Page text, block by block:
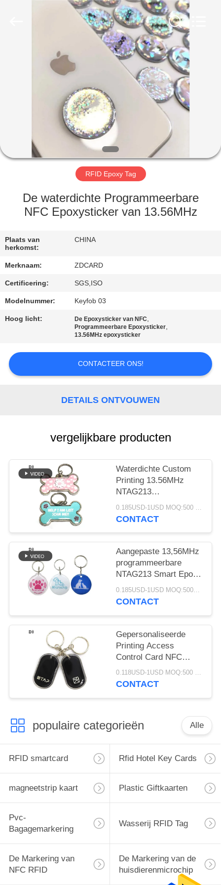
PRODUCTEN
ONGEVEER
FABRIEKSREIS
KWALITEITSCONTROLE
CONTACTEER
ONS
NIEUWS
GEVALLEN
PRIVACY
POLICY
RFID Epoxy Tag
De waterdichte Programmeerbare
NFC Epoxysticker van 13.56MHz
Plaats van
herkomst:
CHINA
Merknaam: ZDCARD
Certificering: SGS,ISO
Modelnummer: Keyfob 03
Hoog licht: De Epoxysticker van NFC,
Programmeerbare Epoxysticker,
13.56MHz epoxysticker
CONTACTEER ONS!
DETAILS ONTVOUWEN
vergelijkbare producten
Waterdichte Custom
Printing 13.56MHz
NTAG213
Sleutelhanger Verlies
Tracking Metalen Rand
Identificatie
0.185USD-1USD MOQ:500 stuks
CONTACT
Aangepaste 13,56MHz
programmeerbare
NTAG213 Smart Epoxy
Keyfob Tags RFID Tag
NFC Sleutelhanger
0.185USD-1USD MOQ:500pcs
CONTACT
Gepersonaliseerde
Printing Access
Control Card NFC
13.56Mhz RFID Epoxy
Tag NFC Sleutelhanger
0.118USD-1USD MOQ:500 stuks
CONTACT
populaire categorieën Alle
RFID smartcard Rfid Hotel Key Cards
magneetstrip kaart Plastic Giftkaarten
Pvc-
Bagagemarkering
Wasserij RFID Tag
De Markering van
NFC RFID
De Markering van de
huisdierenmicrochip